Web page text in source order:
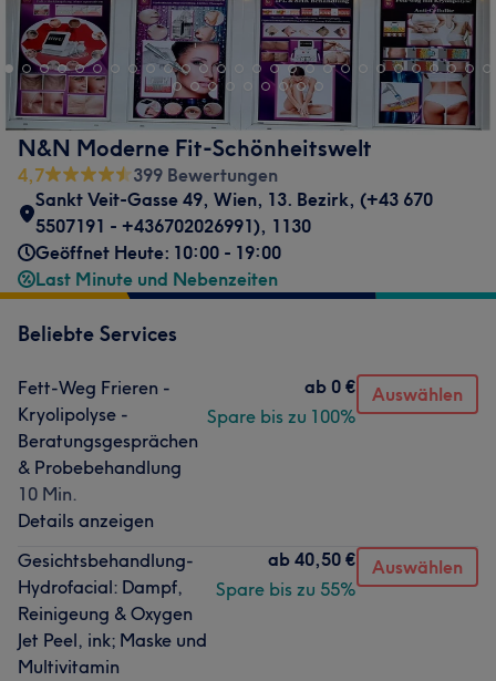
N&N Moderne Fit-Schönheitswelt
4,7
399 Bewertungen
Sankt Veit-Gasse 49, Wien, 13. Bezirk, (+43 670
5507191 - +436702026991), 1130
Geöffnet Heute: 10:00 - 19:00
Last Minute und Nebenzeiten
Beliebte Services
Fett-Weg Frieren -
Kryolipolyse -
Beratungsgesprächen
& Probebehandlung
10 Min.
Details anzeigen
ab 0 €
Spare bis zu 100%
Auswählen
Gesichtsbehandlung-
Hydrofacial: Dampf,
Reinigeung & Oxygen
Jet Peel, ink; Maske und
Multivitamin
ab 40,50 €
Spare bis zu 55%
Auswählen